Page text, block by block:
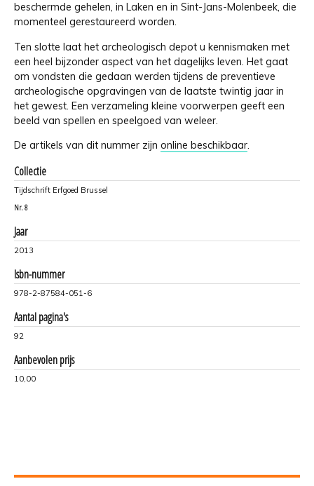
beschermde gehelen, in Laken en in Sint-Jans-Molenbeek, die
momenteel gerestaureerd worden.
Ten slotte laat het archeologisch depot u kennismaken met
een heel bijzonder aspect van het dagelijks leven. Het gaat
om vondsten die gedaan werden tijdens de preventieve
archeologische opgravingen van de laatste twintig jaar in
het gewest. Een verzameling kleine voorwerpen geeft een
beeld van spellen en speelgoed van weleer.
De artikels van dit nummer zijn online beschikbaar.
Collectie
Tijdschrift Erfgoed Brussel
Nr. 8
Jaar
2013
Isbn-nummer
978-2-87584-051-6
Aantal pagina's
92
Aanbevolen prijs
10,00